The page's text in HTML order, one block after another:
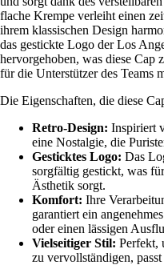
flache Krempe verleiht einen
ihrem klassischen Design
das gestickte Logo der Los
hervorgehoben, was diese Cap
für die Unterstützer des Teams
Die Eigenschaften, die diese
Retro-Design: Inspiriert
eine Nostalgie, die
Gesticktes Logo: Das
sorgfältig gestickt, was
Ästhetik sorgt.
Komfort: Ihre
garantiert ein
oder einen lässigen
Vielseitiger Stil: Perfekt,
zu vervollständigen,